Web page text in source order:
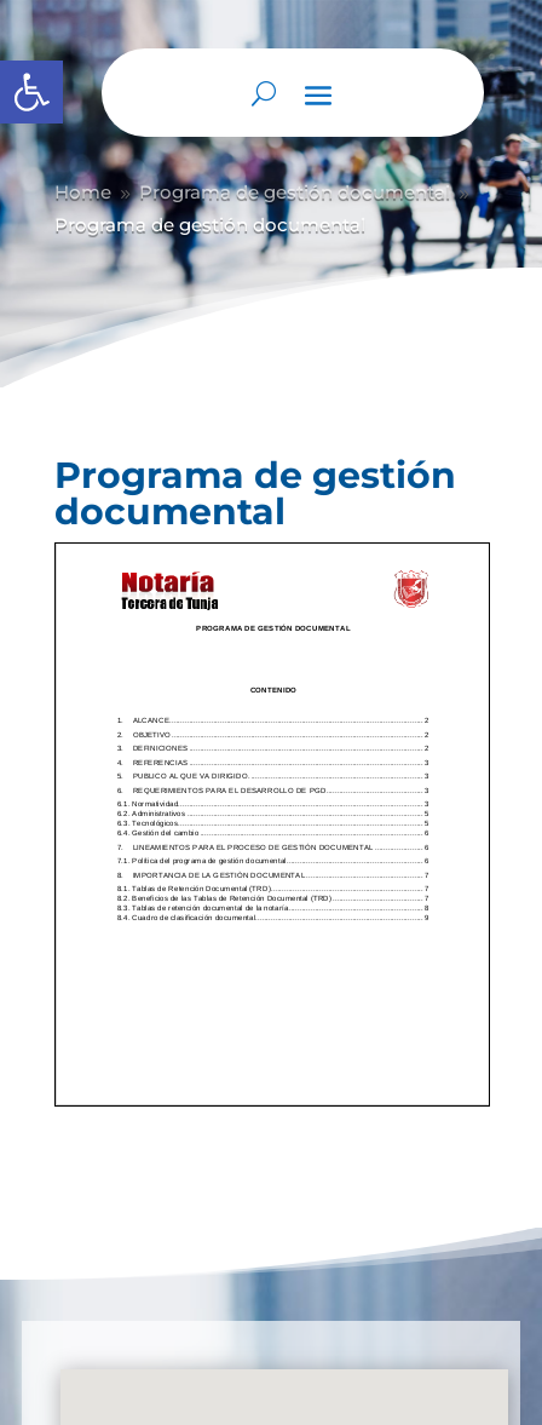
Abrir barra de herramientas
Home 9 Programa de gestión documental 9
Programa de gestión documental
Programa de gestión
documental